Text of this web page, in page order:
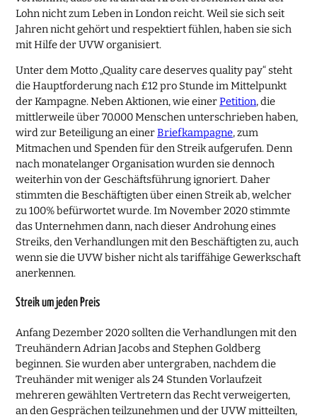
Lohn nicht zum Leben in London reicht. Weil sie sich seit
Jahren nicht gehört und respektiert fühlen, haben sie sich
mit Hilfe der UVW organisiert.
Unter dem Motto „Quality care deserves quality pay“ steht
die Hauptforderung nach £12 pro Stunde im Mittelpunkt
der Kampagne. Neben Aktionen, wie einerPetition, die
mittlerweile über 70.000 Menschen unterschrieben haben,
wird zur Beteiligung an einerBriefkampagne, zum
Mitmachen und Spenden für den Streik aufgerufen. Denn
nach monatelanger Organisation wurden sie dennoch
weiterhin von der Geschäftsführung ignoriert. Daher
stimmten die Beschäftigten über einen Streik ab, welcher
zu 100% befürwortet wurde. Im November 2020 stimmte
das Unternehmen dann, nach dieser Androhung eines
Streiks, den Verhandlungen mit den Beschäftigten zu, auch
wenn sie die UVW bisher nicht als tariffähige Gewerkschaft
anerkennen.
Streik um jeden Preis
Anfang Dezember 2020 sollten die Verhandlungen mit den
Treuhändern Adrian Jacobs and Stephen Goldberg
beginnen. Sie wurden aber untergraben, nachdem die
Treuhänder mit weniger als 24 Stunden Vorlaufzeit
mehreren gewählten Vertretern das Recht verweigerten,
an den Gesprächen teilzunehmen und der UVW mitteilten,